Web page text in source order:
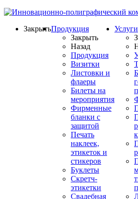
ЗакрытьПродукция
Закрыть
Назад
Продукция
Визитки
Листовки и
флаеры
Билеты на
мероприятия
Фирменные
бланки с
защитой
Печать
наклеек,
этикеток и
стикеров
Буклеты
Скретч-
этикетки
Свадебная
Услуги